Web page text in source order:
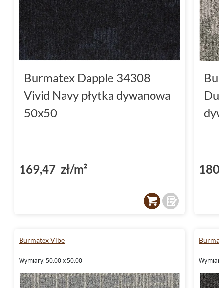
Burmatex Dapple 34308
Vivid Navy płytka dywanowa
50x50
169,47 zł/m²
Burmatex Vibe
Wymiary: 50.00 x 50.00